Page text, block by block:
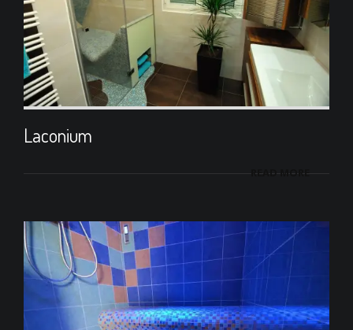
Laconium
READ MORE